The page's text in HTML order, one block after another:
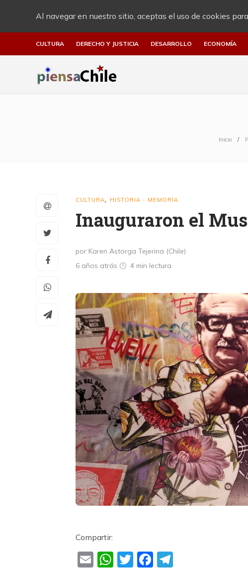
Al navegar en nuestro sitio, aceptas el uso de cookies
CULTURA DERECHO Y JUSTICIA DESARROLLO ECONOMÍA
Inicio
CULTURA HISTORIA - MEMORIA
Inauguraron el
por Karen Astorga Tejerina (Chile)
6 años atrás
4 min lectura
Compartir:
EmailWhatsApp
TwitterFacebook